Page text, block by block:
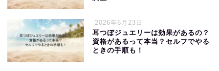
2026年6月23日
耳つぼジュエリーは効果があるの？
資格があるって本当？セルフでやる
ときの手順も！